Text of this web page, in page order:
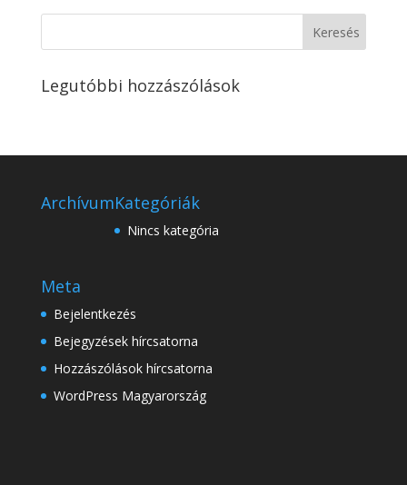
Legutóbbi hozzászólások
ArchívumKategóriák
Nincs kategória
Meta
Bejelentkezés
Bejegyzések hírcsatorna
Hozzászólások hírcsatorna
WordPress Magyarország